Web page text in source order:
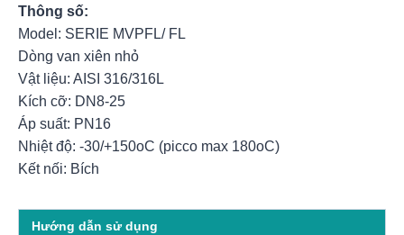
Thông số:
Model: SERIE MVPFL/ FL
Dòng van xiên nhỏ
Vật liệu: AISI 316/316L
Kích cỡ: DN8-25
Áp suất: PN16
Nhiệt độ: -30/+150oC (picco max 180oC)
Kết nối: Bích
Hướng dẫn sử dụng